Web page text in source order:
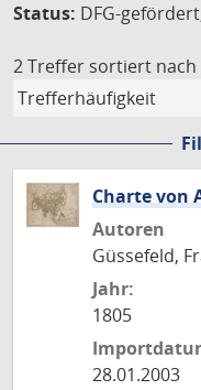
Status: DFG-
2 Treffer sortiert nach
Charte von
Autoren
Güssefeld,
Jahr:
1805
28.01.2003